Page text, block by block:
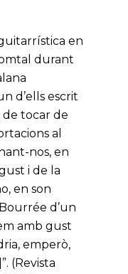
en
durant
d’ells escrit
de tocar de
al
nos, en
i de la
en son
d’un
amb gust
emperò,
(Revista